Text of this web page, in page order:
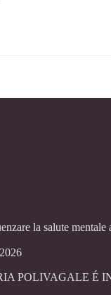
la salute mentale
POLIVAGALE É